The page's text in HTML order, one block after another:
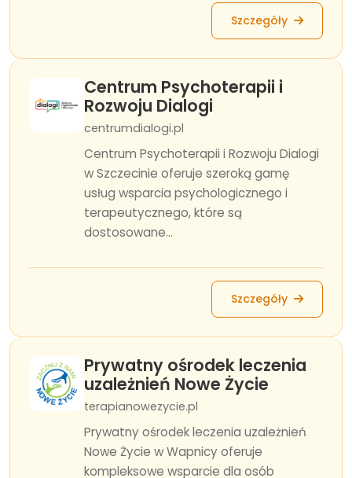
Szczegóły
Centrum Psychoterapii i
Rozwoju Dialogi
centrumdialogi.pl
Centrum Psychoterapii i Rozwoju Dialogi
w Szczecinie oferuje szeroką gamę
usług wsparcia psychologicznego i
terapeutycznego, które są
dostosowane...
Szczegóły
Prywatny ośrodek leczenia
uzależnień Nowe Życie
terapianowezycie.pl
Prywatny ośrodek leczenia uzależnień
Nowe Życie w Wapnicy oferuje
kompleksowe wsparcie dla osób